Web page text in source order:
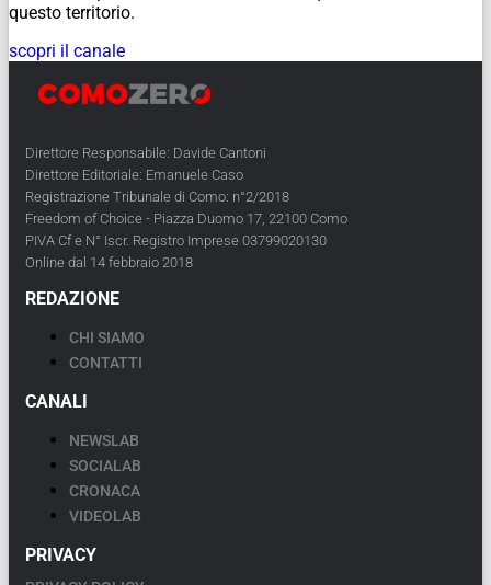
questo territorio.
scopri il canale
Direttore Responsabile: Davide Cantoni
Direttore Editoriale: Emanuele Caso
Registrazione Tribunale di Como: n°2/2018
Freedom of Choice - Piazza Duomo 17, 22100 Como
PIVA Cf e N° Iscr. Registro Imprese 03799020130
Online dal 14 febbraio 2018
REDAZIONE
CHI SIAMO
CONTATTI
CANALI
NEWSLAB
SOCIALAB
CRONACA
VIDEOLAB
PRIVACY